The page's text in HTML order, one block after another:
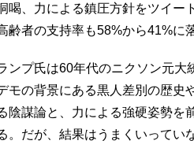
喝、力による鎮圧方針をツイー
齢者の支持率も58%から41%に
ンプ氏は60年代のニクソン元大
モの背景にある黒人差別の歴史
陰謀論と、力による強硬姿勢を
。だが、結果はうまくいってい